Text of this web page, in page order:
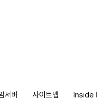
서버 사이트맵 Inside